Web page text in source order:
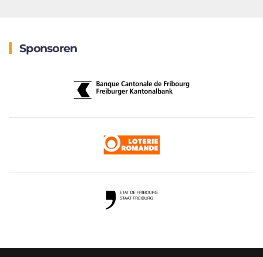
Sponsoren